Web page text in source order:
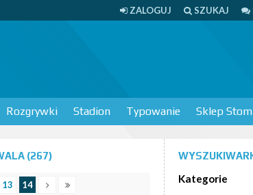
ZALOGUJ SZUKAJ
Rozgrywki Stadion Typowanie Sklep
(267)
13 14 Kategorie